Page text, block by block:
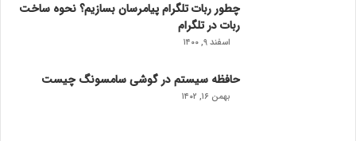
چطور ربات تلگرام پیامرسان بسازیم؟ نحوه ساخت
ربات در تلگرام
اسفند ۹, ۱۴۰۰
حافظه سیستم در گوشی سامسونگ چیست
بهمن ۱۶, ۱۴۰۲